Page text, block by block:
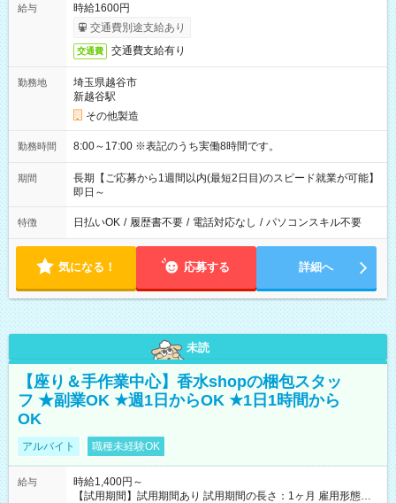
給与
時給1600円
交通費別途支給あり
交通費 交通費支給有り
勤務地
埼玉県越谷市
新越谷駅
その他製造
勤務時間 8:00～17:00 ※表記のうち実働8時間です。
期間
長期【ご応募から1週間以内(最短2日目)のスピード就業が可能】
即日～
特徴 日払いOK / 履歴書不要 / 電話対応なし / パソコンスキル不要
気になる！ 応募する 詳細へ
未読
【座り＆手作業中心】香水shopの梱包スタッ
フ ★副業OK ★週1日からOK ★1日1時間から
OK
アルバイト 職種未経験OK
給与
時給1,400円～
【試用期間】試用期間あり 試用期間の長さ：1ヶ月 雇用形態、